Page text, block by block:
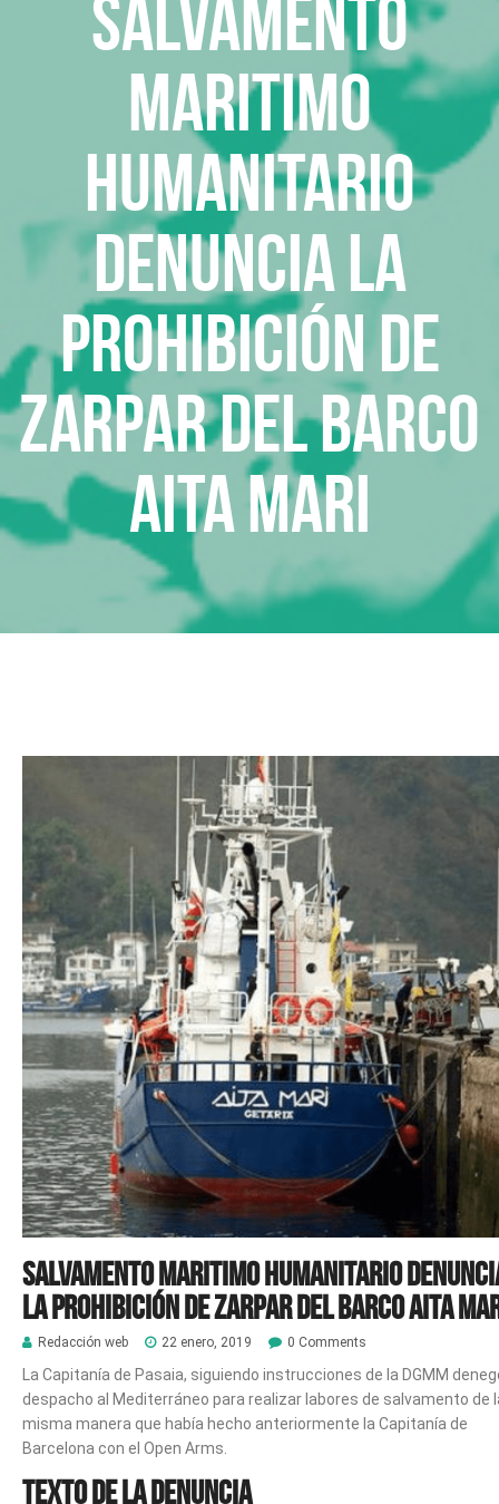
Salvamento
Maritimo
Humanitario
denuncia la
prohibición de
zarpar del barco
Aita Mari
Salvamento Maritimo Humanitario
la prohibición de zarpar del barco Aita
Redacción web 22 enero, 2019 0 Comments
La Capitanía de Pasaia, siguiendo instrucciones de la DGMM
despacho al Mediterráneo para realizar labores de salvamento de
misma manera que había hecho anteriormente la Capitanía de
Barcelona con el Open Arms.
Texto de la denuncia